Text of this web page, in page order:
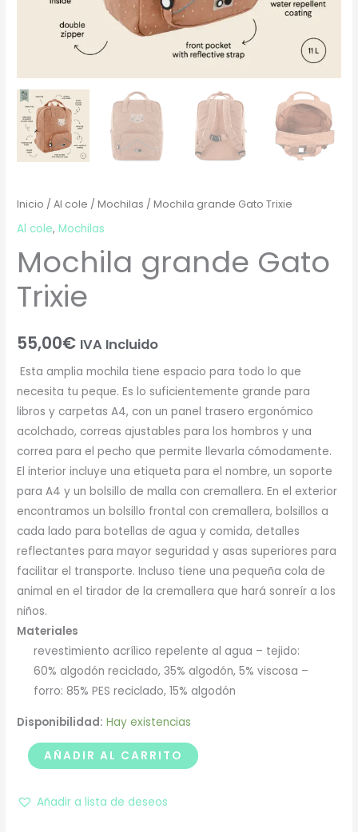
Inicio /Al cole /Mochilas / Mochila grande Gato Trixie
Al cole,Mochilas
Mochila grande Gato
Trixie
55,00€ IVA Incluido
Esta amplia mochila tiene espacio para todo lo que
necesita tu peque. Es lo suficientemente grande para
libros y carpetas A4, con un panel trasero ergonómico
acolchado, correas ajustables para los hombros y una
correa para el pecho que permite llevarla cómodamente.
El interior incluye una etiqueta para el nombre, un soporte
para A4 y un bolsillo de malla con cremallera. En el exterior
encontramos un bolsillo frontal con cremallera, bolsillos a
cada lado para botellas de agua y comida, detalles
reflectantes para mayor seguridad y asas superiores para
facilitar el transporte. Incluso tiene una pequeña cola de
animal en el tirador de la cremallera que hará sonreír a los
niños.
Materiales
revestimiento acrílico repelente al agua – tejido:
60% algodón reciclado, 35% algodón, 5% viscosa –
forro: 85% PES reciclado, 15% algodón
Disponibilidad: Hay existencias
AÑADIR AL CARRITO
Añadir a lista de deseos